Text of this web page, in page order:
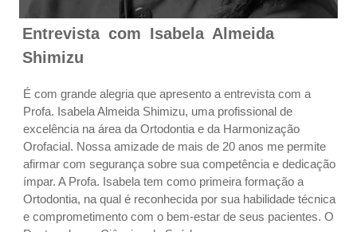
Entrevista com Isabela Almeida
Shimizu
É com grande alegria que apresento a entrevista com a
Profa. Isabela Almeida Shimizu, uma profissional de
excelência na área da Ortodontia e da Harmonização
Orofacial. Nossa amizade de mais de 20 anos me permite
afirmar com segurança sobre sua competência e dedicação
ímpar. A Profa. Isabela tem como primeira formação a
Ortodontia, na qual é reconhecida por sua habilidade técnica
e comprometimento com o bem-estar de seus pacientes. O